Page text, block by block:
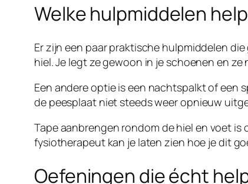
Welke hulpmiddelen
Er zijn een paar praktische hulpmiddelen
hiel. Je legt ze gewoon in je schoenen en
Een andere optie is een nachtspalkt of een
de peesplaat niet steeds weer opnieuw
Tape aanbrengen rondom de hiel en voet
fysiotherapeut kan je laten zien hoe je dit
Oefeningen die écht